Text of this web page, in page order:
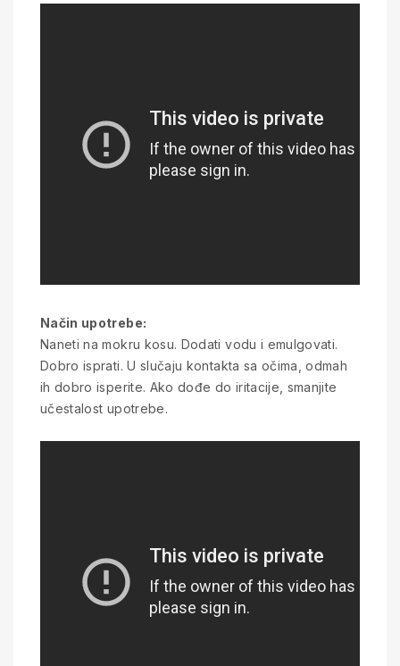
Način upotrebe:
Naneti na mokru kosu. Dodati vodu i emulgovati.
Dobro isprati. U slučaju kontakta sa očima, odmah
ih dobro isperite. Ako dođe do iritacije, smanjite
učestalost upotrebe.